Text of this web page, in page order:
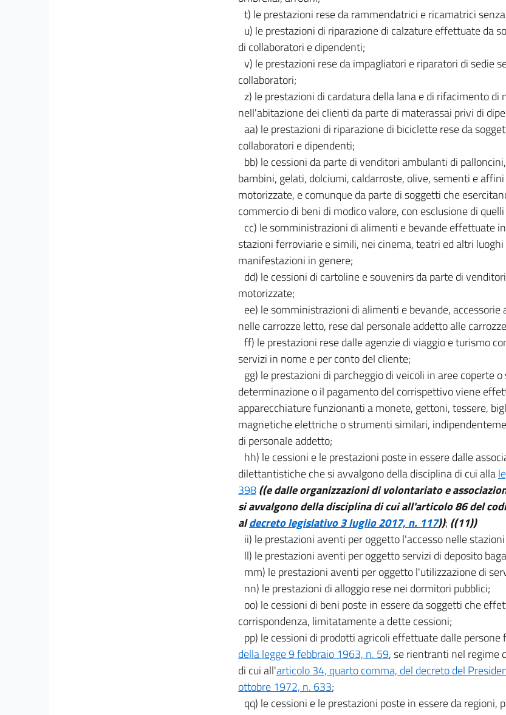
t) le prestazioni rese da rammendatrici e ricamatrici
u) le prestazioni di riparazione di calzature effettuate da
di collaboratori e dipendenti;
v) le prestazioni rese da impagliatori e riparatori di sedie
collaboratori;
z) le prestazioni di cardatura della lana e di rifacimento di
nell'abitazione dei clienti da parte di materassai privi di
aa) le prestazioni di riparazione di biciclette rese da
collaboratori e dipendenti;
bb) le cessioni da parte di venditori ambulanti di
bambini, gelati, dolciumi, caldarroste, olive, sementi e
motorizzate, e comunque da parte di soggetti che
commercio di beni di modico valore, con esclusione di
cc) le somministrazioni di alimenti e bevande effettuate
stazioni ferroviarie e simili, nei cinema, teatri ed altri luoghi
manifestazioni in genere;
dd) le cessioni di cartoline e souvenirs da parte di
motorizzate;
ee) le somministrazioni di alimenti e bevande,
nelle carrozze letto, rese dal personale addetto alle
ff) le prestazioni rese dalle agenzie di viaggio e turismo
servizi in nome e per conto del cliente;
gg) le prestazioni di parcheggio di veicoli in aree coperte
determinazione o il pagamento del corrispettivo viene
apparecchiature funzionanti a monete, gettoni, tessere,
magnetiche elettriche o strumenti similari,
di personale addetto;
hh) le cessioni e le prestazioni poste in essere dalle
dilettantistiche che si avvalgono della disciplina di cui alla
398((e dalle organizzazioni di volontariato e
si avvalgono della disciplina di cui all'articolo 86 del
aldecreto legislativo 3 luglio 2017, n. 117)); ((11))
ii) le prestazioni aventi per oggetto l'accesso nelle
ll) le prestazioni aventi per oggetto servizi di deposito
mm) le prestazioni aventi per oggetto l'utilizzazione di
nn) le prestazioni di alloggio rese nei dormitori pubblici;
oo) le cessioni di beni poste in essere da soggetti che
corrispondenza, limitatamente a dette cessioni;
pp) le cessioni di prodotti agricoli effettuate dalle persone
della legge 9 febbraio 1963, n. 59, se rientranti nel regime
di cui all'articolo 34, quarto comma, del decreto del
ottobre 1972, n. 633;
qq) le cessioni e le prestazioni poste in essere da regioni,